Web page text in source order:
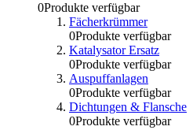
0Produkte verfügbar
Fächerkrümmer
0Produkte verfügbar
Katalysator Ersatz
0Produkte verfügbar
Auspuffanlagen
0Produkte verfügbar
Dichtungen & Flansche
0Produkte verfügbar